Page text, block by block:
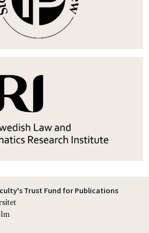
Trust Fund for Publications